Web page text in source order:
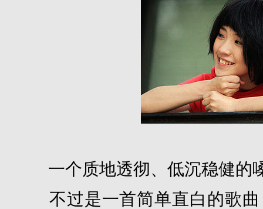
一个质地透彻、低沉稳健的
不过是一首简单直白的歌曲